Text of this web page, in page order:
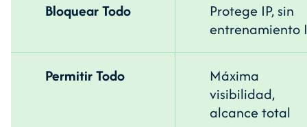
Bloquear Todo
Protege IP, sin
entrenamiento
Permitir Todo
Máxima
visibilidad,
alcance total